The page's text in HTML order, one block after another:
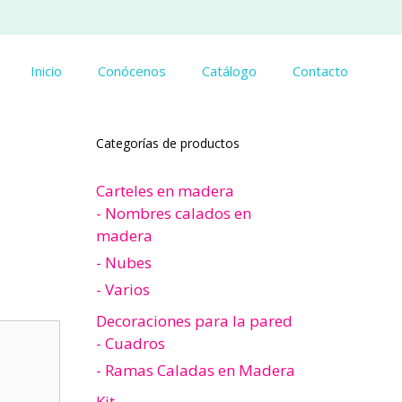
Inicio Conócenos Catálogo Contacto
Categorías de productos
Carteles en madera
- Nombres calados en
madera
- Nubes
- Varios
Decoraciones para la pared
- Cuadros
- Ramas Caladas en Madera